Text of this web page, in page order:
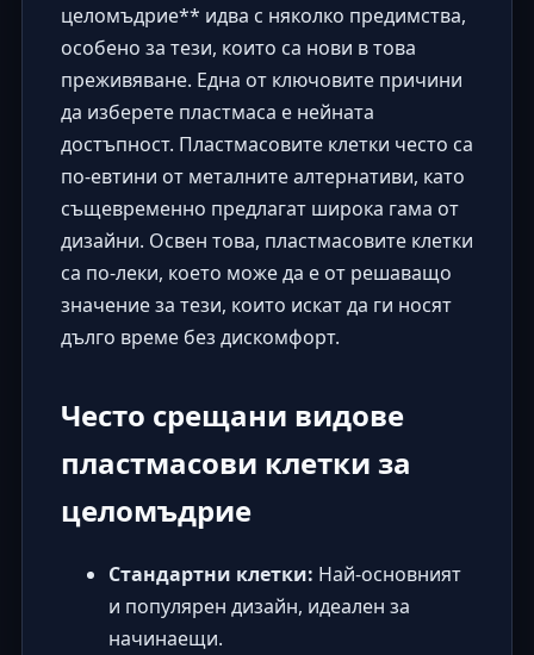
целомъдрие** идва с няколко предимства,
особено за тези, които са нови в това
преживяване. Една от ключовите причини
да изберете пластмаса е нейната
достъпност. Пластмасовите клетки често са
по-евтини от металните алтернативи, като
същевременно предлагат широка гама от
дизайни. Освен това, пластмасовите клетки
са по-леки, което може да е от решаващо
значение за тези, които искат да ги носят
дълго време без дискомфорт.
Често срещани видове
пластмасови клетки за
целомъдрие
Стандартни клетки: Най-основният
и популярен дизайн, идеален за
начинаещи.